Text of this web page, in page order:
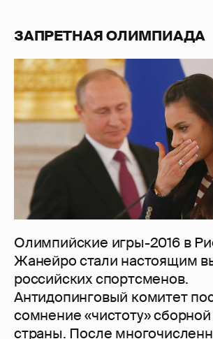
ЗАПРЕТНАЯ ОЛИМПИАДА
Олимпийские игры-2016 в
Жанейро стали настоящим
российских спортсменов.
Антидопинговый комитет
сомнение «чистоту»
страны. После